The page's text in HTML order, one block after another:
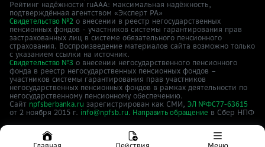
Рейтинг надёжности ruAAA: максимальная надёжность,
подтверждённая агентством «Эксперт РА»
Свидетельство №2 о внесении в реестр негосударственных
пенсионных фондов - участников системы гарантирования прав
застрахованных лиц в системе обязательного пенсионного
страхования. Воспроизведение материалов сайта возможно только
с указанием ссылки на источник.
Свидетельство №3 о внесении негосударственного пенсионного
фонда в реестр негосударственных пенсионных фондов –
участников системы гарантирования прав участников
негосударственных пенсионных фондов в рамках деятельности по
негосударственному пенсионному обеспечению.
Сайт npfsberbanka.ru зарегистрирован как СМИ, ЭЛ №ФС77-63615
от 2 ноября 2015 г. info@npfsb.ru. Направить обращение в Cбер НПФ